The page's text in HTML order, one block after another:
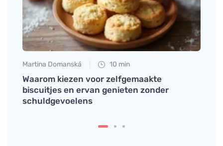
Martina Domanská 10 min
Waarom kiezen voor zelfgemaakte
biscuitjes en ervan genieten zonder
schuldgevoelens